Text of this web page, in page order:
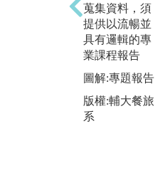
蒐集資料，須
提供以流暢並
具有邏輯的專
業課程報告
圖解:專題報告
版權:輔大餐旅
系